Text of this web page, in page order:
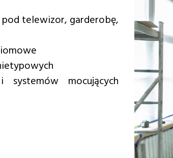
pod telewizor, garderobę,
mocujących